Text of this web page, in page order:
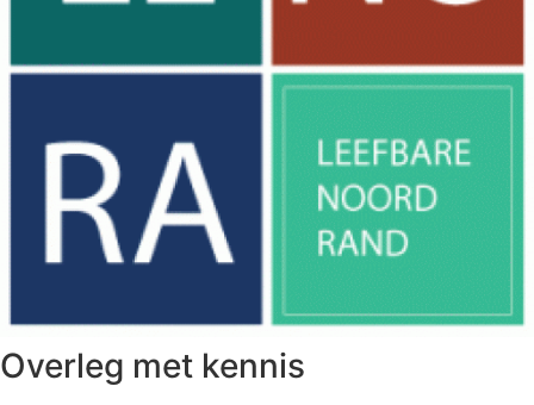
Overleg met kennis